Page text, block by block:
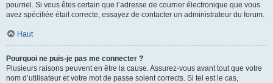
pourriel. Si vous êtes certain que l’adresse de courrier électronique que vous
avez spécifiée était correcte, essayez de contacter un administrateur du forum.
Haut
Pourquoi ne puis-je pas me connecter ?
Plusieurs raisons peuvent en être la cause. Assurez-vous avant tout que votre
nom d’utilisateur et votre mot de passe soient corrects. Si tel est le cas,